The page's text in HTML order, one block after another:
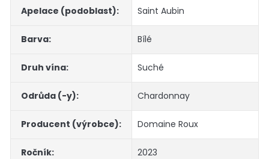
Apelace (podoblast): Saint Aubin
Barva: Bílé
Druh vína: Suché
Odrůda (-y): Chardonnay
Producent (výrobce): Domaine Roux
Ročník: 2023